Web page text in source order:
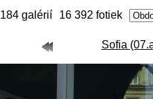
184 galérií 16 392 fotiek
Sofia